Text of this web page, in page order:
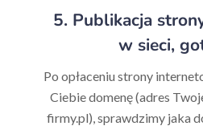
5. Publikacja
w sieci,
Po opłaceniu strony
Ciebie domenę (adres
firmy.pl), sprawdzimy jaka